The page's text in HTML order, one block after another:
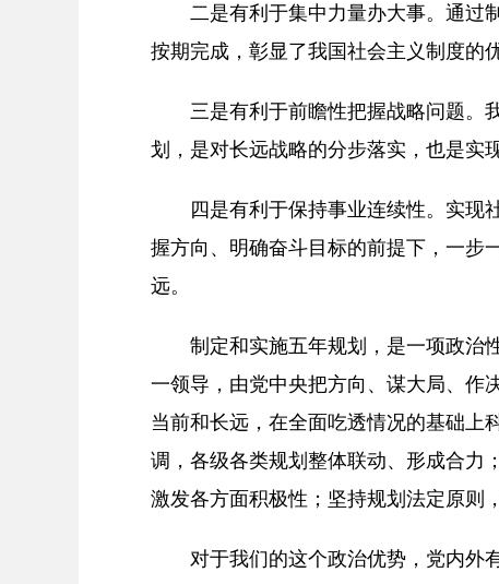
二是有利于集中力量办大事。通过制
按期完成，彰显了我国社会主义制度的
三是有利于前瞻性把握战略问题。我
划，是对长远战略的分步落实，也是实
四是有利于保持事业连续性。实现社
握方向、明确奋斗目标的前提下，一步
远。
制定和实施五年规划，是一项政治性
一领导，由党中央把方向、谋大局、作
当前和长远，在全面吃透情况的基础上
调，各级各类规划整体联动、形成合力
激发各方面积极性；坚持规划法定原则
对于我们的这个政治优势，党内外有